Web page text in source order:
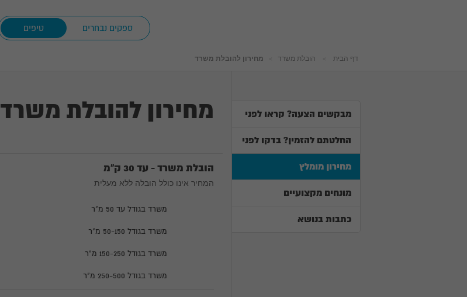
ספקים נבחרים טיפים
דף הבית הובלת משרד מחירון להובלת משרד
מבקשים הצעה? קראו לפני
החלטתם להזמין? בדקו לפני
מחירון מומלץ
מונחים מקצועיים
כתבות בנושא
מחירון להובלת משרד
הובלת משרד - עד 30 ק"מ
המחיר אינו כולל הובלה ללא מעלית
משרד בגודל עד 50 מ"ר
משרד בגודל 50-150 מ"ר
משרד בגודל 150-250 מ"ר
משרד בגודל 250-500 מ"ר